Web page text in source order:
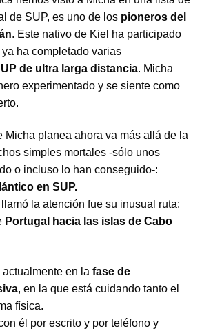
de SUP, es uno de los pioneros del
. Este nativo de Kiel ha participado
ha completado varias
de ultra larga distancia. Micha
experimentado y se siente como
Micha planea ahora va más allá de la
simples mortales -sólo unos
o incluso lo han conseguido-:
en SUP.
la atención fue su inusual ruta:
Portugal hacia las islas de Cabo
en la fase de
, en la que está cuidando tanto el
física.
él por escrito y por teléfono y